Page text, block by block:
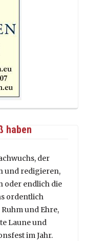
haben
der
und redigieren,
oder endlich die
ordentlich
und Ehre,
Laune und
im Jahr.